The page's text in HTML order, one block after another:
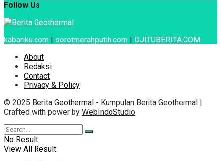
Follow Us
kabariku.com sorotmerahputih.com
DJITUBERITA.COM
About
Redaksi
Contact
Privacy & Policy
© 2025 Berita Geothermal - Kumpulan Berita Geothermal |
Crafted with power by WebIndoStudio
No Result
View All Result